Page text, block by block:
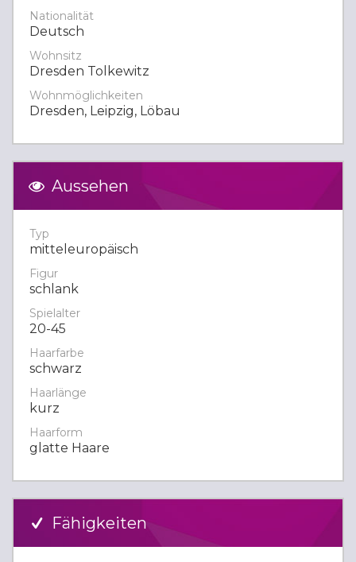
Nationalität
Deutsch
Wohnsitz
Dresden Tolkewitz
Wohnmöglichkeiten
Dresden, Leipzig, Löbau
Aussehen
Typ
mitteleuropäisch
Figur
schlank
Spielalter
20-45
Haarfarbe
schwarz
Haarlänge
kurz
Haarform
glatte Haare
Fähigkeiten